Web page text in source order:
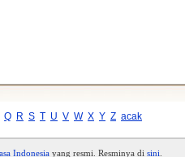
Q R S T U V W X Y Z acak
Indonesiayang resmi. Resminya di sini